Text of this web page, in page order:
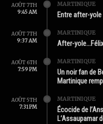
AOÛT 7TH
9:45 AM
MARTINIQUE
Entre after-
AOÛT 7TH
9:37 AM
MARTINIQUE
After-
AOÛT 6TH
7:59 PM
MARTINIQUE
Un noir fan de
Martinique
AOÛT 5TH
7:31 PM
MARTINIQUE
Écocide de
L’Assaupamar